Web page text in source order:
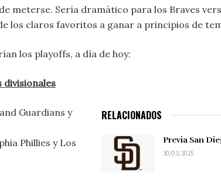
meterse. Sería dramático para los Braves
los claros favoritos a ganar a principios de
los playoffs, a día de hoy:
divisionales
RELACIONADOS
Previa San
30/03/2025
Guardians y
Phillies y Los